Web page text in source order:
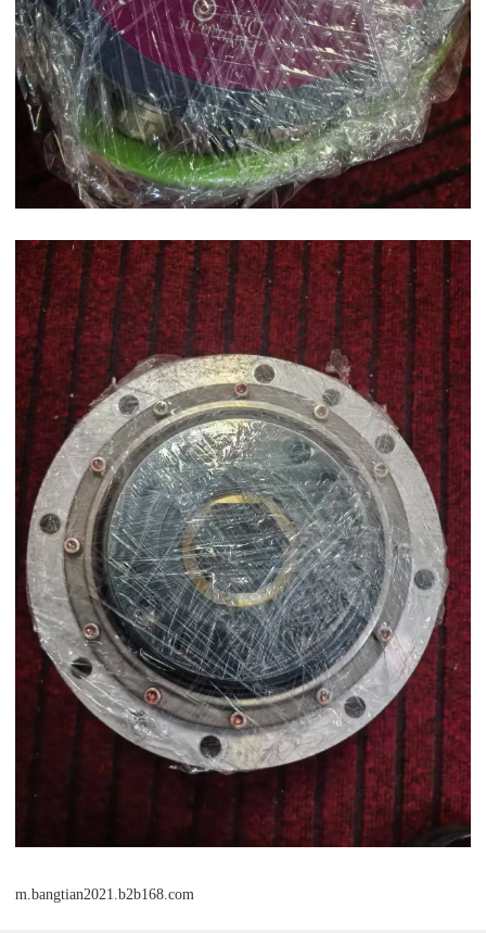
m.bangtian2021.b2b168.com